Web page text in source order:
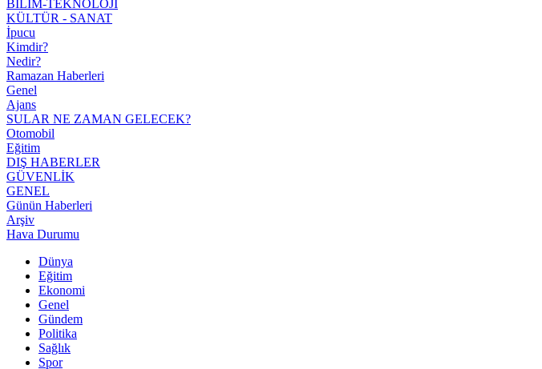
BİLİM-TEKNOLOJİ
KÜLTÜR - SANAT
İpucu
Kimdir?
Nedir?
Ramazan Haberleri
Genel
Ajans
SULAR NE ZAMAN GELECEK?
Otomobil
Eğitim
DIŞ HABERLER
GÜVENLİK
GENEL
Günün Haberleri
Arşiv
Hava Durumu
Dünya
Eğitim
Ekonomi
Genel
Gündem
Politika
Sağlık
Spor